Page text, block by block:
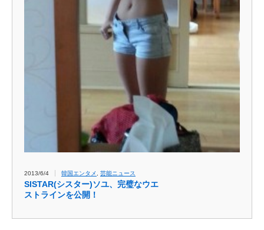
2013/6/4 韓国エンタメ , 芸能ニュース
SISTAR(シスター)ソユ、完璧なウエ
ストラインを公開！